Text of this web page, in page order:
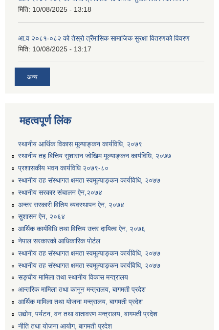
मिति: 10/08/2025 - 13:18
आ.व २०८१-०८२ को तेस्रो त्रैंमासिक सामाजिक सुरक्षा वितरणको विवरण
मिति: 10/08/2025 - 13:17
अन्य
महत्वपूर्ण लिंक
स्थानीय आर्थिक विकास मूल्याङ्कन कार्यविधि, २०७९
स्थानीय तह बित्तिय सुशासन जोखिम मूल्याङ्कन कार्यविधि, २०७७
प्रशासकीय भवन कार्यविधि २०७९-८०
स्थानीय तह संस्थागत क्षमता स्वमूल्याङ्कन कार्यविधि, २०७७
स्थानीय सरकार संचालन ऐन,२०७४
अन्तर सरकारी वितिय व्यवस्थापन ऐन, २०७४
सुशासन ऐन, २०६४
आर्थिक कार्यविधि तथा वित्तिय उत्तर दायित्व ऐन, २०७६
नेपाल सरकारको आधिकारिक पोर्टल
स्थानीय तह संस्थागत क्षमता स्वमूल्याङ्कन कार्यविधि, २०७७
स्थानीय तह संस्थागत क्षमता स्वमूल्याङ्कन कार्यविधि, २०७७
सङ्घीय मामिला तथा स्थानीय विकास मन्त्रालय
आन्तरिक मामिला तथा कानून मन्त्रालय, बागमती प्रदेश
आर्थिक मामिला तथा योजना मन्त्रालय, बागमती प्रदेश
उद्योग, पर्यटन, वन तथा वातावरण मन्त्रालय, बागमती प्रदेश
नीति तथा योजना आयोग, बागमती प्रदेश